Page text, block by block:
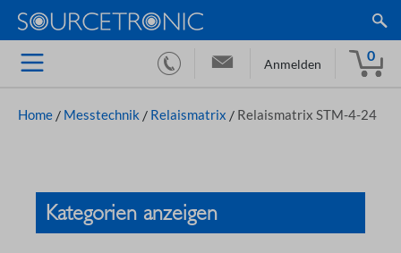
Anmelden
0
Home / Messtechnik / Relaismatrix / Relaismatrix STM-4-24
Kategorien anzeigen